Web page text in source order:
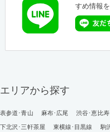
すめ情報
エリアから探す
表参道･青山 麻布･広尾 渋谷･恵比
下北沢･三軒茶屋
東横線･目黒線 駒